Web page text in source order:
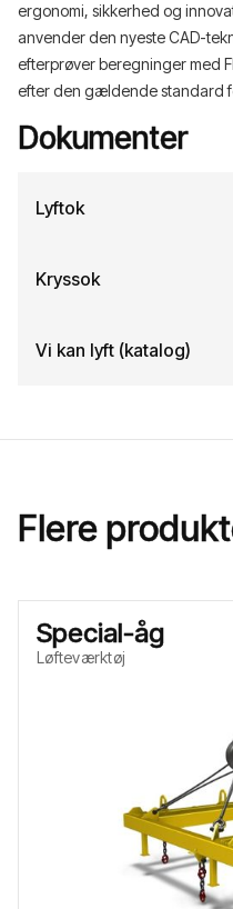
ergonomi, sikkerhed og
anvender den nyeste CAD-
efterprøver beregninger med
efter den gældende standard
Dokumenter
Lyftok
Kryssok
Vi kan lyft (katalog)
Flere
Special-åg
Løfteværktøj